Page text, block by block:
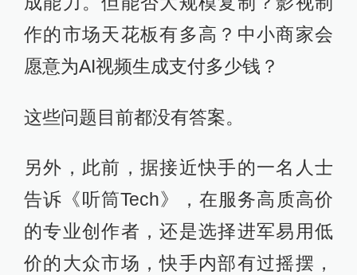
作的市场天花板有多高？中小商家会
愿意为AI视频生成支付多少钱？
这些问题目前都没有答案。
另外，此前，据接近快手的一名人士
告诉《听筒Tech》，在服务高质高价
的专业创作者，还是选择进军易用低
价的大众市场，快手内部有过摇摆，